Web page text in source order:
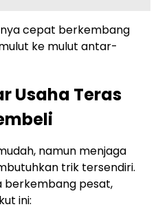
cepat berkembang
ke mulut antar-
Usaha Teras
namun menjaga
trik tersendiri.
berkembang pesat,
ini: